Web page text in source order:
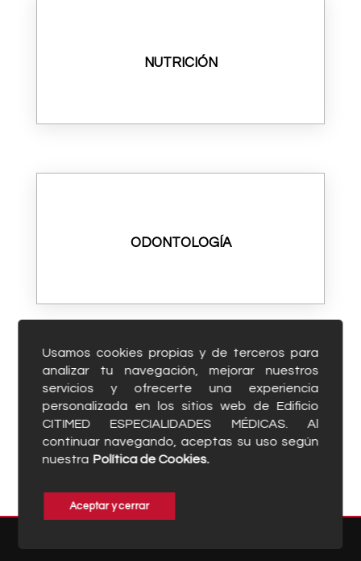
NUTRICIÓN
ODONTOLOGÍA
OFTALMOLOGÍA
Usamos cookies propias y de terceros para
analizar tu navegación, mejorar nuestros
servicios y ofrecerte una experiencia
personalizada en los sitios web de Edificio
CITIMED ESPECIALIDADES MÉDICAS. Al
continuar navegando, aceptas su uso según
nuestra Política de Cookies.
Aceptar y cerrar